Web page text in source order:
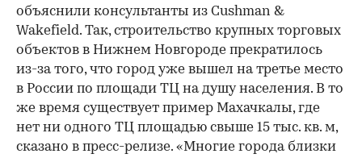
объяснили консультанты из Cushman &
Wakefield. Так, строительство крупных торговых
объектов в Нижнем Новгороде прекратилось
из-за того, что город уже вышел на третье место
в России по площади ТЦ на душу населения. В то
же время существует пример Махачкалы, где
нет ни одного ТЦ площадью свыше 15 тыс. кв. м,
сказано в пресс-релизе. «Многие города близки